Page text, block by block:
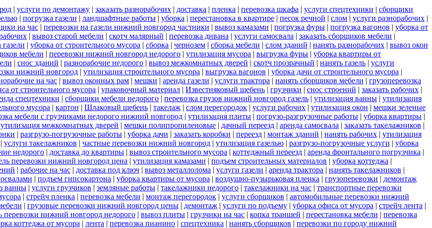
| услуги по демонтажу | заказать разнорабочих | доставка | пленка | перевозка шкафа | услуги спецтехники | сборщики
| погрузка газели | ландшафтные работы | уборка | перестановка в квартире | песок речной | слом | услуги разнорабочих |
на час | перевозки на газели нижний новгород частники | вывоз камазами | погрузка фуры | погрузка вагонов | уборка от
| вывоз старой мебели | скотч малярный | перевозка дивана | услуги самосвала | заказать сборщиков мебели |
| уборка от строительного мусора | сборка | чернозем | сборка мебели | слом зданий | нанять разнорабочих | вывоз окон
мебели | перевозки нижний новгород недорого | утилизация мусора | выгрузка фуры | уборка квартиры от
| снос зданий | разнорабочие недорого | вывоз межкомнатных дверей | скотч прозрачный | нанять газель | услуги
нижний новгород | утилизация строительного мусора | выгрузка вагонов | уборка дачи от строительного мусора |
на час | вывоз оконных рам | мешки | аренда газели | услуги трактора | нанять сборщиков мебели | грузоперевозка
от строительного мусора | упаковочный материал | Известняковый щебень | грузчики | снос строений | заказать рабочих |
спецтехники | сборщики мебели недорого | перевозка грузов нижний новгород газель | утилизация ванны | утилизация
мусора | картон | Шлаковый щебень | такелаж | слом перегородок | услуги рабочих | утилизация окон | мешки зеленые
мебели с грузчиками недорого нижний новгород | утилизация плиты | погрузо-разгрузочные работы | уборка квартиры |
утилизация межкомнатных дверей | мешки полипропиленовые | дачный переезд | аренда самосвала | заказать такелажников |
| разгрузо-погрузочные работы | уборка дачи | заказать коробки | переезд | монтаж зданий | нанять рабочих | утилизация
| услуги такелажников | частные перевозки нижний новгород | утилизация газелью | разгрузо-погрузочные услуги | уборка
недорого | доставка до квартиры | вывоз строительного мусора | коттеджный переезд | аренда фронтального погрузчика |
перевозки нижний новгород цена | утилизация камазами | подъем строительных материалов | уборка коттеджа |
| рабочие на час | доставка под ключ | вывоз металлолома | услуги газели | аренда трактора | нанять такелажников |
| подъем гипсокартона | уборка квартиры от мусора | воздушно-пузырьковая пленка | грузоперевозки | демонтаж
ванны | услуги грузчиков | земляные работы | такелажники недорого | такелажники на час | транспортные перевозки
| стрейч пленка | перевозка мебели | монтаж перегородок | услуги сборщиков | автомобильные перевозки нижний
| грузовые перевозки нижний новгород цены | демонтаж | услуги по подъему | уборка офиса от мусора | стрейч лента |
перевозки нижний новгород недорого | вывоз плиты | грузчики на час | копка траншей | перестановка мебели | перевозка
коттеджа от мусора | лента | перевозка пианино | спецтехника | нанять сборщиков | перевозки по городу нижний